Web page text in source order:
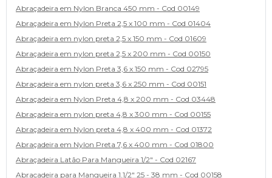
Abraçadeira em Nylon Branca 450 mm - Cod 00149
Abraçadeira em Nylon Preta 2,5 x 100 mm - Cod 01404
Abraçadeira em nylon preta 2,5 x 150 mm - Cod 01609
Abraçadeira em nylon preta 2,5 x 200 mm - Cod 00150
Abraçadeira em Nylon Preta 3,6 x 150 mm - Cod 02795
Abraçadeira em nylon preta 3,6 x 250 mm - Cod 00151
Abraçadeira em Nylon Preta 4,8 x 200 mm - Cod 03448
Abraçadeira em nylon preta 4,8 x 300 mm - Cod 00155
Abraçadeira em Nylon preta 4,8 x 400 mm - Cod 01372
Abraçadeira em Nylon Preta 7,6 x 400 mm - Cod 01800
Abraçadeira Latão Para Mangueira 1/2" - Cod 02167
Abracadeira para Mangueira 1.1/2" 25 - 38 mm - Cod 00158